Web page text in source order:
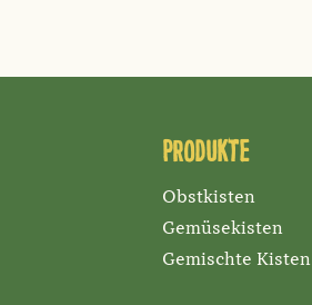
Produkte
Obstkisten
Gemüsekisten
Gemischte Kisten